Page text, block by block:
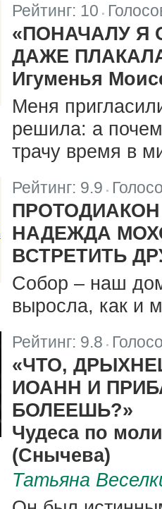
Рейтинг: 10 |
«ПОНАЧАЛУ Я
ДАЖЕ
Игуменья
Меня
решила: а
трачу время в
Рейтинг: 9.9 |
НАДЕЖДА
ВСТРЕТИТЬ
Собор – наш
выросла, как и
Рейтинг: 9.8
«ЧТО,
ИОАНН И
БОЛЕЕШЬ?»
Чудеса по
(Снычева)
Татьяна